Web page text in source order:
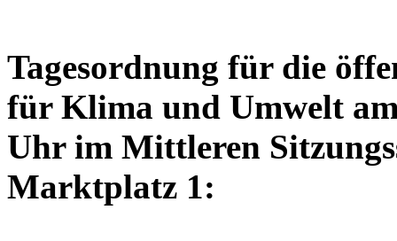
Tagesordnung für die
für Klima und Umwelt
Uhr im Mittleren
Marktplatz 1: